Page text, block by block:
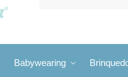
Babywearing